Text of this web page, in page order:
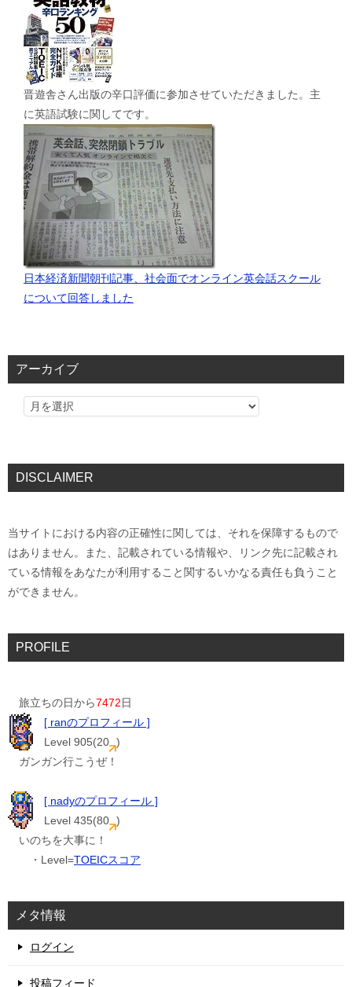
晋遊舎さん出版の辛口評価に参加させていただきました。主
に英語試験に関してです。
日本経済新聞朝刊記事、社会面でオンライン英会話スクール
について回答しました
アーカイブ
DISCLAIMER
当サイトにおける内容の正確性に関しては、それを保障するもので
はありません。また、記載されている情報や、リンク先に記載され
ている情報をあなたが利用すること関するいかなる責任も負うこと
ができません。
PROFILE
旅立ちの日から7472日
[ ranのプロフィール ]
Level 905(20 )
ガンガン行こうぜ！
[ nadyのプロフィール ]
Level 435(80 )
いのちを大事に！
・Level=TOEICスコア
メタ情報
ログイン
投稿フィード